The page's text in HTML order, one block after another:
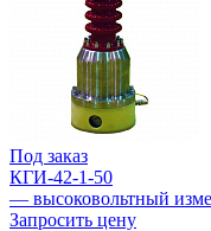
Под заказ
КГИ-42-1-50
— высоковольтный
Запросить цену